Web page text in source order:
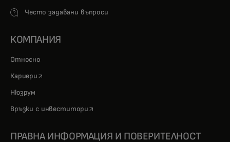
Често задавани въпроси
КОМПАНИЯ
Относно
Кариери opens in a new tab
Нюзрум
Връзки с инвеститори opens in a new tab
ПРАВНА ИНФОРМАЦИЯ И ПОВЕРИТЕЛНОСТ